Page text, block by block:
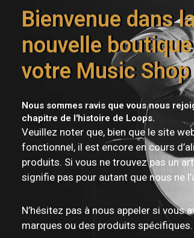
Livraison
Vous devez être
Bienvenue dans
nouvelle
votre Music
Nous sommes ravis que vous nous
chapitre de l'histoire de Loops.
Veuillez noter que, bien que le site
fonctionnel, il est encore en cours
produits. Si vous ne trouvez pas un
signifie pas pour autant que nous ne
N’hésitez pas à nous appeler si vous
marques ou des produits spécifiques.